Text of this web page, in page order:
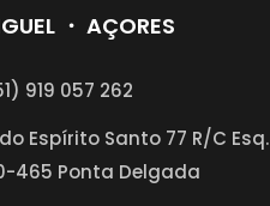
・ AÇORES
919 057 262
Espírito Santo 77 R/C Esq.
465 Ponta Delgada